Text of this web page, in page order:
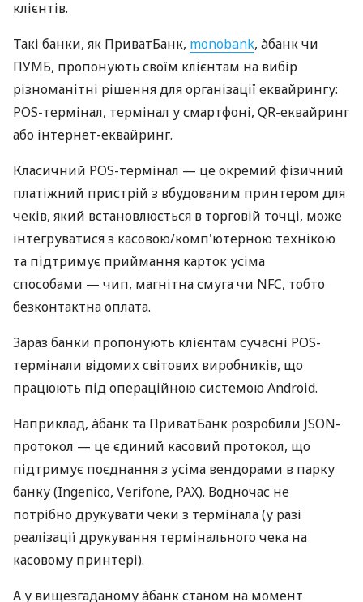
клієнтів.
Такі банки, як ПриватБанк, monobank, àбанк чи
ПУМБ, пропонують своїм клієнтам на вибір
різноманітні рішення для організації еквайрингу:
POS-термінал, термінал у смартфоні, QR-еквайринг
або інтернет-еквайринг.
Класичний POS-термінал — це окремий фізичний
платіжний пристрій з вбудованим принтером для
чеків, який встановлюється в торговій точці, може
інтегруватися з касовою/комп'ютерною технікою
та підтримує приймання карток усіма
способами — чип, магнітна смуга чи NFC, тобто
безконтактна оплата.
Зараз банки пропонують клієнтам сучасні POS-
термінали відомих світових виробників, що
працюють під операційною системою Android.
Наприклад, àбанк та ПриватБанк розробили JSON-
протокол — це єдиний касовий протокол, що
підтримує поєднання з усіма вендорами в парку
банку (Ingenico, Verifone, PAX). Водночас не
потрібно друкувати чеки з термінала (у разі
реалізації друкування термінального чека на
касовому принтері).
А у вищезгаданому àбанк станом на момент